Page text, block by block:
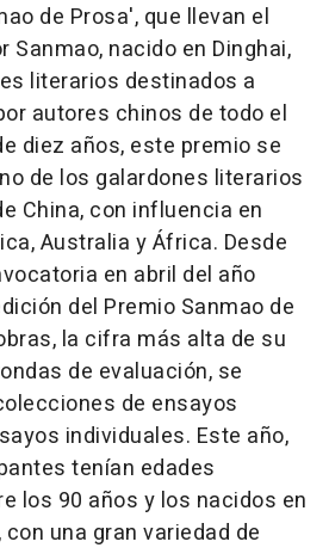
de Prosa', que llevan el
Sanmao, nacido en Dinghai,
literarios destinados a
autores chinos de todo el
diez años, este premio se
de los galardones literarios
China, con influencia en
Australia y África. Desde
en abril del año
del Premio Sanmao de
la cifra más alta de su
de evaluación, se
de ensayos
individuales. Este año,
tenían edades
los 90 años y los nacidos en
una gran variedad de